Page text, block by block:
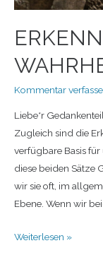
Kommentar
Liebe*r
Zugleich sind die
verfügbare Basis
diese beiden Sätze
wir sie oft, im
Ebene. Wenn wir
Weiterlesen »